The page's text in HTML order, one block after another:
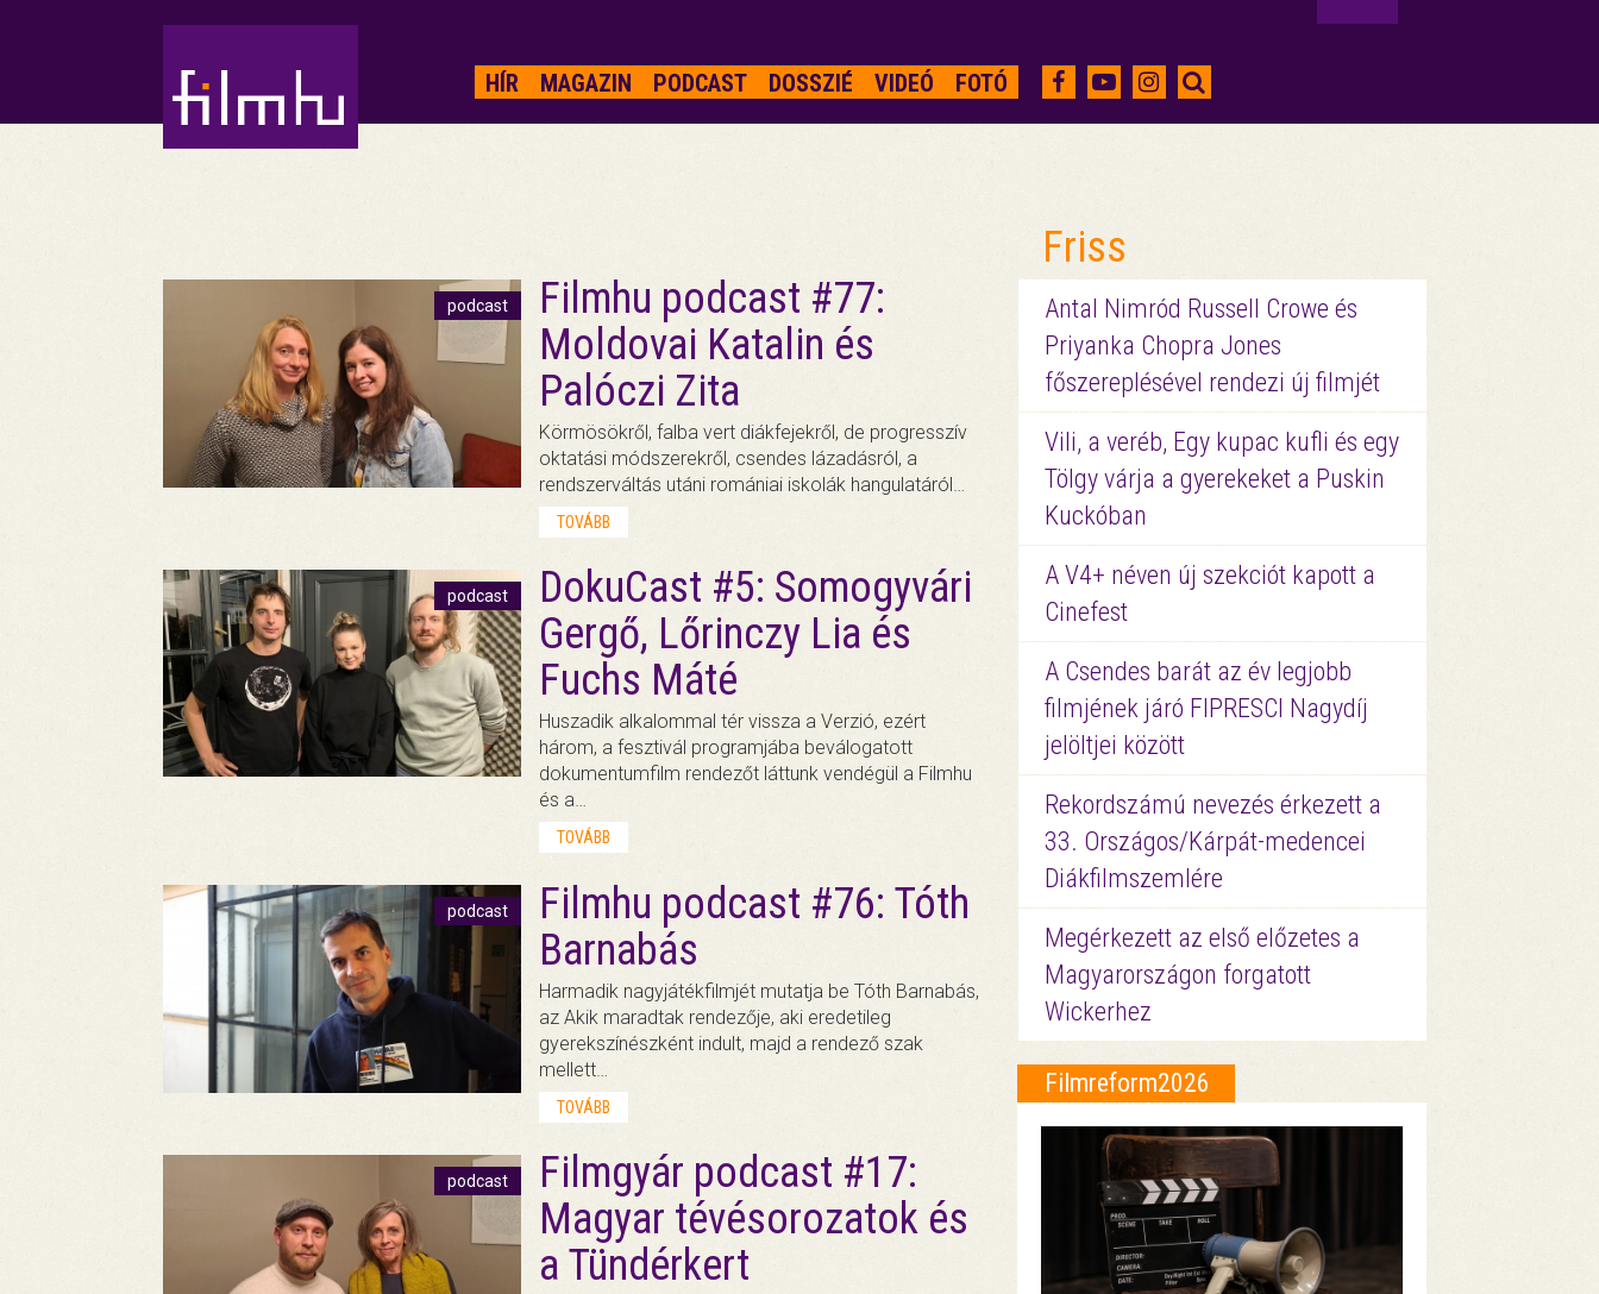
HÍR MAGAZIN PODCAST DOSSZIÉ VIDEÓ FOTÓ
podcast
Filmhu podcast #77:
Moldovai Katalin és
Palóczi Zita
Körmösökről, falba vert diákfejekről, de progresszív
oktatási módszerekről, csendes lázadásról, a
rendszerváltás utáni romániai iskolák hangulatáról…
TOVÁBB
podcast
DokuCast #5: Somogyvári
Gergő, Lőrinczy Lia és
Fuchs Máté
Huszadik alkalommal tér vissza a Verzió, ezért
három, a fesztivál programjába beválogatott
dokumentumfilm rendezőt láttunk vendégül a Filmhu
és a…
TOVÁBB
podcast
Filmhu podcast #76: Tóth
Barnabás
Harmadik nagyjátékfilmjét mutatja be Tóth Barnabás,
az Akik maradtak rendezője, aki eredetileg
gyerekszínészként indult, majd a rendező szak
mellett…
TOVÁBB
podcast
Filmgyár podcast #17:
Magyar tévésorozatok és
a Tündérkert
Friss
Antal Nimród Russell Crowe és
Priyanka Chopra Jones
főszereplésével rendezi új filmjét
Vili, a veréb, Egy kupac kufli és egy
Tölgy várja a gyerekeket a Puskin
Kuckóban
A V4+ néven új szekciót kapott a
Cinefest
A Csendes barát az év legjobb
filmjének járó FIPRESCI Nagydíj
jelöltjei között
Rekordszámú nevezés érkezett a
33. Országos/Kárpát-medencei
Diákfilmszemlére
Megérkezett az első előzetes a
Magyarországon forgatott
Wickerhez
Filmreform2026